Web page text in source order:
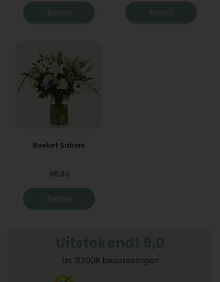
Bestel Bestel
Boeket Sabine
46,95
Bestel
Uit 312008 beoordelingen